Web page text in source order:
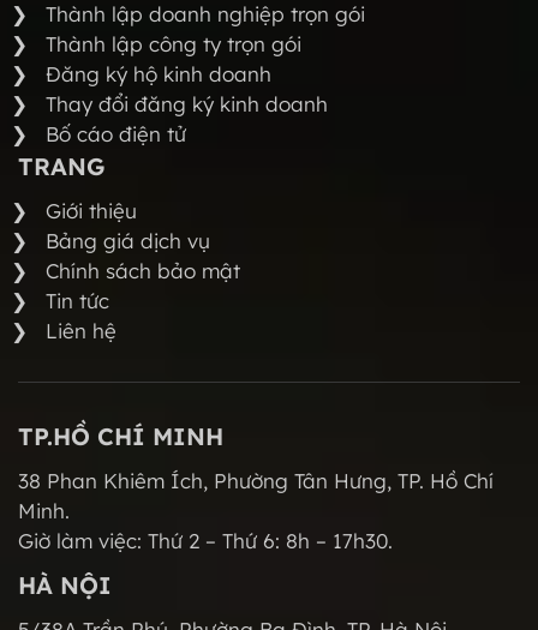
Thành lập doanh nghiệp trọn gói
Thành lập công ty trọn gói
Đăng ký hộ kinh doanh
Thay đổi đăng ký kinh doanh
Bố cáo điện tử
TRANG
Giới thiệu
Bảng giá dịch vụ
Chính sách bảo mật
Tin tức
Liên hệ
TP.HỒ CHÍ MINH
38 Phan Khiêm Ích, Phường Tân Hưng, TP. Hồ Chí
Minh.
Giờ làm việc: Thứ 2 – Thứ 6: 8h – 17h30.
HÀ NỘI